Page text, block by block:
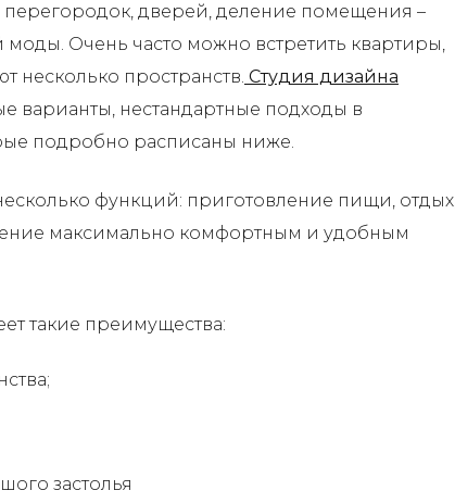
дверей, деление помещения –
Очень часто можно встретить квартиры,
несколько пространств. Студия дизайна
варианты, нестандартные подходы в
подробно расписаны ниже.
функций: приготовление пищи,
максимально комфортным и удобным
такие преимущества:
застолья